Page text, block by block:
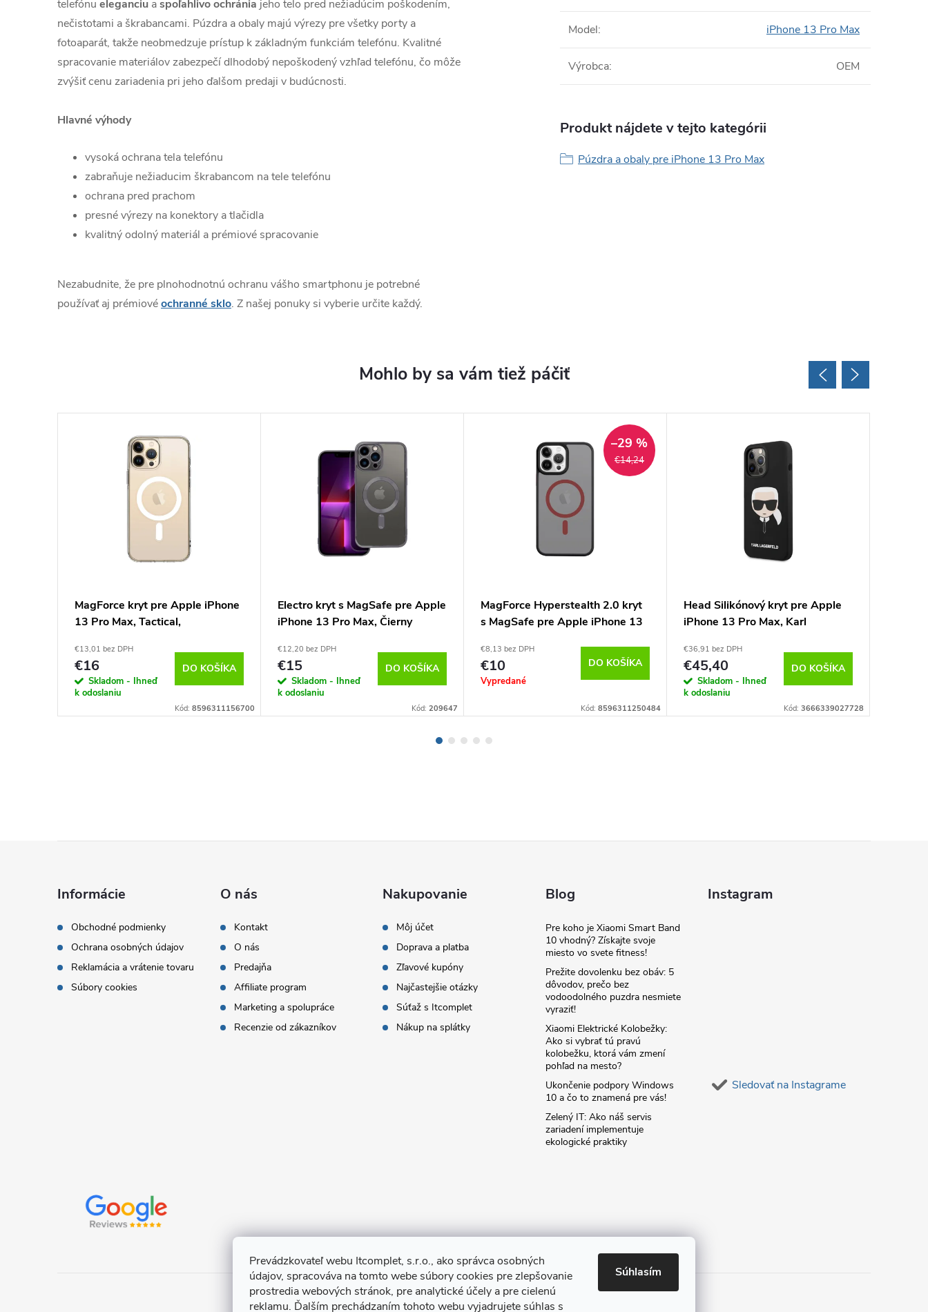
Prevádzkovateľ webu Itcomplet, s.r.o., ako správca osobných
údajov, spracováva na tomto webe súbory cookies pre zlepšovanie
prostredia webových stránok, pre analytické účely a pre cielenú
reklamu. Ďalším prechádzaním tohoto webu vyjadrujete súhlas s
Súhlasím
telefónu eleganciu aspoľahlivoochránia jeho telo pred nežiadúcim poškodením,
nečistotami a škrabancami. Púzdra a obaly majú výrezy pre všetky porty a
fotoaparát, takže neobmedzuje prístup k základným funkciám telefónu. Kvalitné
spracovanie materiálov zabezpečí dlhodobý nepoškodený vzhľad telefónu, čo môže
zvýšiť cenu zariadenia pri jeho ďalšom predaji v budúcnosti.
Hlavné výhody
vysoká ochrana tela telefónu
zabraňuje nežiaducim škrabancom na tele telefónu
ochrana pred prachom
presné výrezy na konektory a tlačidla
kvalitný odolný materiál a prémiové spracovanie
Nezabudnite, že pre plnohodnotnú ochranu vášho smartphonu je potrebné
používať aj prémiovéochranné sklo. Z našej ponuky si vyberie určite každý.
Model: iPhone 13 Pro Max
Výrobca: OEM
Produkt nájdete v tejto kategórii
Púzdra a obaly pre iPhone 13 Pro Max
MagForce kryt pre Apple iPhone
13 Pro Max, Tactical,
€13,01 bez DPH
€16
Skladom - Ihneď
k odoslaniu
DO KOŠÍKA
Kód: 8596311156700
Electro kryt s MagSafe pre Apple
iPhone 13 Pro Max, Čierny
€12,20 bez DPH
€15
Skladom - Ihneď
k odoslaniu
DO KOŠÍKA
Kód: 209647
€14,24
–29 %
MagForce Hyperstealth 2.0 kryt
s MagSafe pre Apple iPhone 13
€8,13 bez DPH
€10
Vypredané
DO KOŠÍKA
Kód: 8596311250484
Head Silikónový kryt pre Apple
iPhone 13 Pro Max, Karl
€36,91 bez DPH
€45,40
Skladom - Ihneď
k odoslaniu
DO KOŠÍKA
Kód: 3666339027728
Informácie
Obchodné podmienky
Ochrana osobných údajov
Reklamácia a vrátenie tovaru
Súbory cookies
O nás
Kontakt
O nás
Predajňa
Affiliate program
Marketing a spolupráce
Recenzie od zákazníkov
Nakupovanie
Môj účet
Doprava a platba
Zľavové kupóny
Najčastejšie otázky
Súťaž s Itcomplet
Nákup na splátky
Blog
Pre koho je Xiaomi Smart Band
10 vhodný? Získajte svoje
miesto vo svete fitness!
Prežite dovolenku bez obáv: 5
dôvodov, prečo bez
vodoodolného puzdra nesmiete
vyraziť!
Xiaomi Elektrické Kolobežky:
Ako si vybrať tú pravú
kolobežku, ktorá vám zmení
pohľad na mesto?
Ukončenie podpory Windows
10 a čo to znamená pre vás!
Zelený IT: Ako náš servis
zariadení implementuje
ekologické praktiky
Instagram
Sledovať na Instagrame